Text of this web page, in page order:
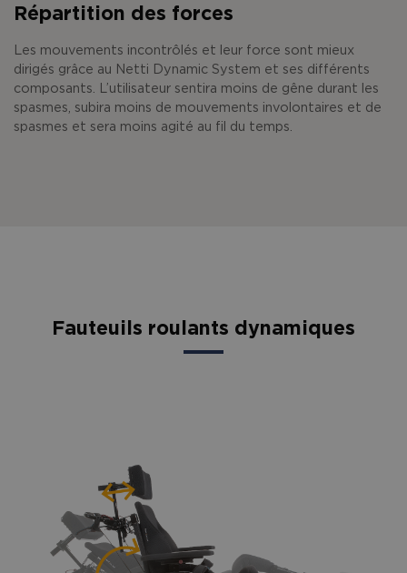
Répartition des forces
Les mouvements incontrôlés et leur force sont mieux
dirigés grâce au Netti Dynamic System et ses différents
composants. L’utilisateur sentira moins de gêne durant les
spasmes, subira moins de mouvements involontaires et de
spasmes et sera moins agité au fil du temps.
Fauteuils roulants dynamiques